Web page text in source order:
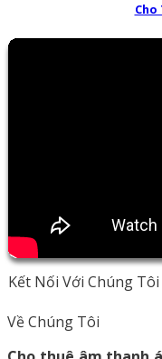
Cho
Kết Nối Với Chúng Tôi
Về Chúng Tôi